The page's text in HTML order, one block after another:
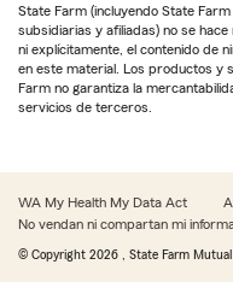
State Farm (incluyendo State
subsidiarias y afiliadas) no se
ni explícitamente, el contenido de
en este material. Los productos y
Farm no garantiza la
servicios de terceros.
WA My Health My Data Act
No vendan ni compartan mi
© Copyright 2026 , State Farm